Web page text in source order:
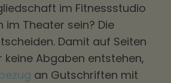
im Fitnessstudio
im Theater sein? Die
Damit auf Seiten
Abgaben entstehen,
an Gutschriften mit